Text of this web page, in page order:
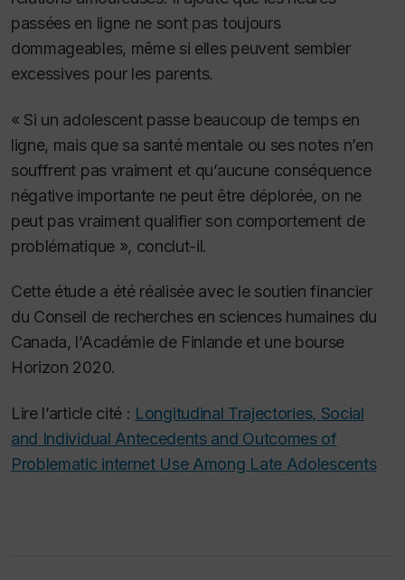
passées en ligne ne sont pas toujours
dommageables, même si elles peuvent sembler
excessives pour les parents.
« Si un adolescent passe beaucoup de temps en
ligne, mais que sa santé mentale ou ses notes n’en
souffrent pas vraiment et qu’aucune conséquence
négative importante ne peut être déplorée, on ne
peut pas vraiment qualifier son comportement de
problématique », conclut-il.
Cette étude a été réalisée avec le soutien financier
du Conseil de recherches en sciences humaines du
Canada, l’Académie de Finlande et une bourse
Horizon 2020.
Lire l’article cité : Longitudinal Trajectories, Social
and Individual Antecedents and Outcomes of
Problematic internet Use Among Late Adolescents